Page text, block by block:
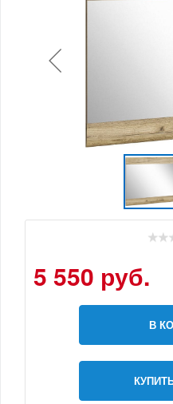
5 550 руб.
В